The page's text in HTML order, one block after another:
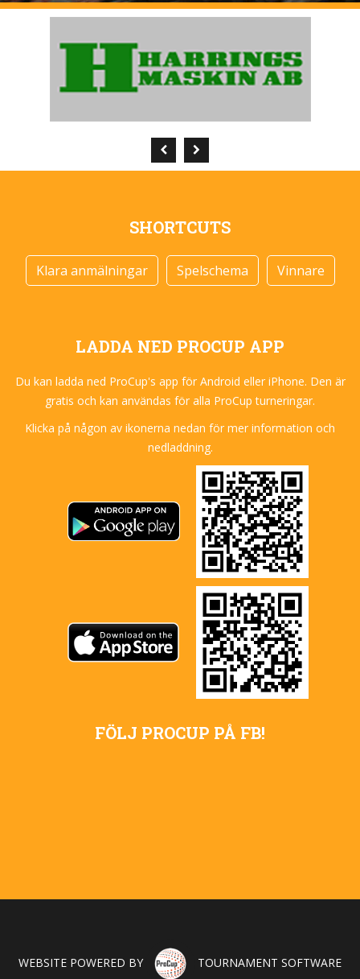
SHORTCUTS
Klara anmälningar Spelschema Vinnare
LADDA NED PROCUP APP
Du kan ladda ned ProCup's app för Android eller iPhone. Den är
gratis och kan användas för alla ProCup turneringar.
Klicka på någon av ikonerna nedan för mer information och
nedladdning.
FÖLJ PROCUP PÅ FB!
WEBSITE POWERED BY TOURNAMENT SOFTWARE